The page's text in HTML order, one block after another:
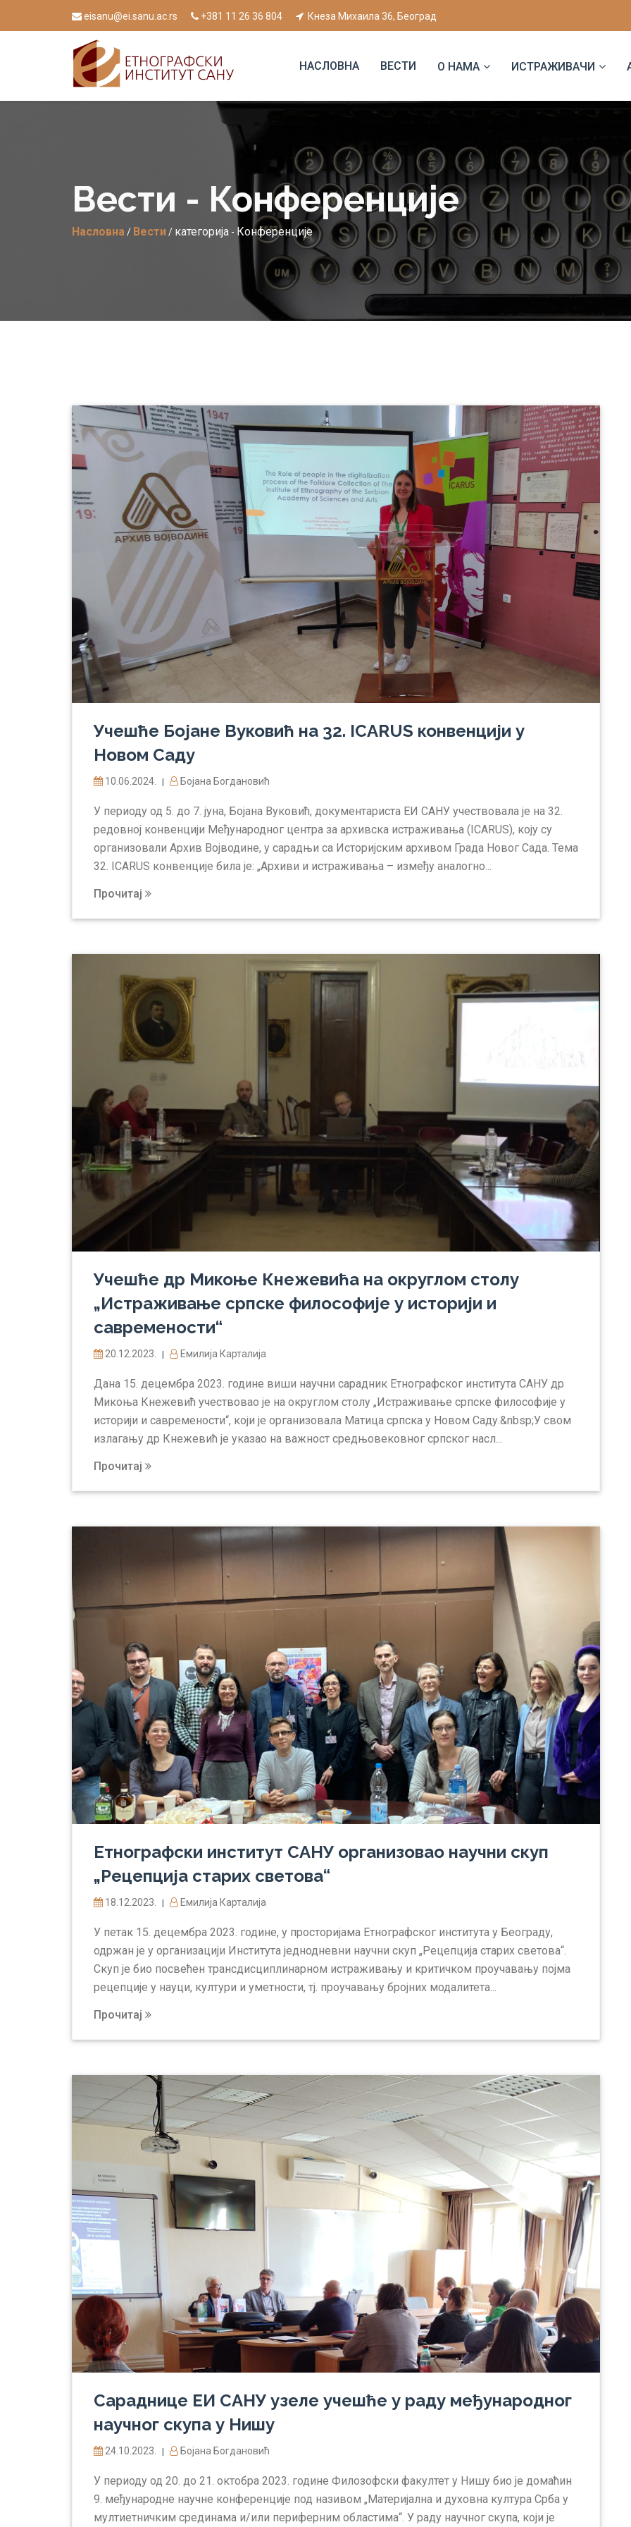
eisanu@ei.sanu.ac.rs +381 11 26 36 804 Кнеза Михаила 36, Београд
НАСЛОВНА ВЕСТИ О НАМА ИСТРАЖИВАЧИ
Вести - Конференције
Насловна / Вести/ категорија - Конференције
Учешће Бојане Вуковић на 32. ICARUS конвенцији у
Новом Саду
10.06.2024. | Бојана Богдановић
У периоду од 5. до 7. јуна, Бојана Вуковић, документариста ЕИ САНУ учествовала је на 32.
редовној конвенцији Међународног центра за архивска истраживања (ICARUS), коју су
организовали Архив Војводине, у сарадњи са Историјским архивом Града Новог Сада. Тема
32. ICARUS конвенције била је: „Архиви и истраживања – између аналогно...
Прочитај
Учешће др Микоње Кнежевића на округлом столу
„Истраживање српске философије у историји и
савремености“
20.12.2023. | Емилија Карталија
Дана 15. децембра 2023. године виши научни сарадник Етнографског института САНУ др
Микоња Кнежевић учествовао је на округлом столу „Истраживање српске философије у
историји и савремености“, који је организовала Матица српска у Новом Саду.&nbsp;У свом
излагању др Кнежевић је указао на важност средњовековног српског насл...
Прочитај
Етнографски институт САНУ организовао научни скуп
„Рецепција старих светова“
18.12.2023. | Емилија Карталија
У петак 15. децембра 2023. године, у просторијама Етнографског института у Београду,
одржан је у организацији Института једнодневни научни скуп „Рецепција старих светова“.
Скуп је био посвећен трансдисциплинарном истраживању и критичком проучавању појма
рецепције у науци, култури и уметности, тј. проучавању бројних модалитета...
Прочитај
Сараднице ЕИ САНУ узеле учешће у раду међунарoдног
научног скупа у Нишу
24.10.2023. | Бојана Богдановић
У периоду од 20. до 21. октобра 2023. године Филозофски факултет у Нишу био је домаћин
9. међународне научне конференције под називом „Материјална и духовна култура Срба у
мултиетничким срединама и/или периферним областима“. У раду научног скупа, који је